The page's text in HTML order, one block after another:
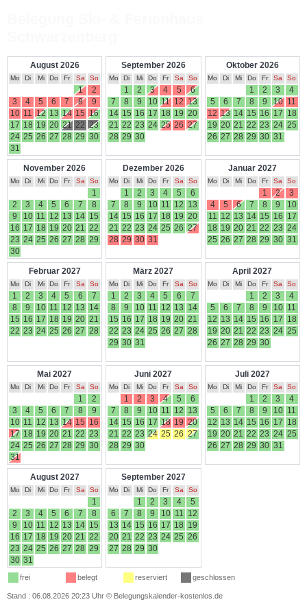
August 2026
Mo Di Mi Do Fr Sa So
1
2
3
4 5 6 7 8
9
10 11 12 13 14 15 16
17 18 19 20 21 22 23
24 25 26 27 28 29 30
31
September 2026
Mo Di Mi Do Fr Sa So
1 2 3 4 5
6
7
8 9 10 11 12 13
14 15 16 17 18 19 20
21 22 23 24 25 26 27
28 29 30
Oktober 2026
Mo Di Mi Do Fr Sa So
1 2 3
4
5
6 7 8 9 10 11
12 13 14 15 16 17 18
19 20 21 22 23 24 25
26 27 28 29 30 31
November 2026
Mo Di Mi Do Fr Sa So
1
2
3 4 5 6 7
8
9
10 11 12 13 14 15
16 17 18 19 20 21 22
23 24 25 26 27 28 29
30
Dezember 2026
Mo Di Mi Do Fr Sa So
1 2 3 4 5
6
7
8 9 10 11 12 13
14 15 16 17 18 19 20
21 22 23 24 25 26 27
28 29 30 31
Januar 2027
Mo Di Mi Do Fr Sa So
1 2
3
4
5 6 7 8 9
10
11 12 13 14 15 16 17
18 19 20 21 22 23 24
25 26 27 28 29 30 31
Februar 2027
Mo Di Mi Do Fr Sa So
1 2 3 4 5 6
7
8
9 10 11 12 13 14
15 16 17 18 19 20 21
22 23 24 25 26 27 28
März 2027
Mo Di Mi Do Fr Sa So
1 2 3 4 5 6
7
8
9 10 11 12 13 14
15 16 17 18 19 20 21
22 23 24 25 26 27 28
29 30 31
April 2027
Mo Di Mi Do Fr Sa So
1 2 3
4
5
6 7 8 9 10 11
12 13 14 15 16 17 18
19 20 21 22 23 24 25
26 27 28 29 30
Mai 2027
Mo Di Mi Do Fr Sa So
1
2
3
4 5 6 7 8
9
10 11 12 13 14 15 16
17 18 19 20 21 22 23
24 25 26 27 28 29 30
31
Juni 2027
Mo Di Mi Do Fr Sa So
1 2 3 4 5
6
7
8 9 10 11 12 13
14 15 16 17 18 19 20
21 22 23 24 25 26 27
28 29 30
Juli 2027
Mo Di Mi Do Fr Sa So
1 2 3
4
5
6 7 8 9 10 11
12 13 14 15 16 17 18
19 20 21 22 23 24 25
26 27 28 29 30 31
August 2027
Mo Di Mi Do Fr Sa So
1
2
3 4 5 6 7
8
9
10 11 12 13 14 15
16 17 18 19 20 21 22
23 24 25 26 27 28 29
30 31
September 2027
Mo Di Mi Do Fr Sa So
1 2 3 4
5
6
7 8 9 10 11 12
13 14 15 16 17 18 19
20 21 22 23 24 25 26
27 28 29 30
frei belegt reserviert geschlossen
Stand : 06.08.2026 20:23 Uhr © Belegungskalender-kostenlos.de